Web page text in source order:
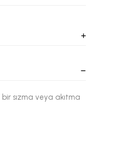
bir sızma veya akıtma